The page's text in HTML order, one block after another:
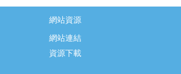
網站資源
網站連結
資源下載